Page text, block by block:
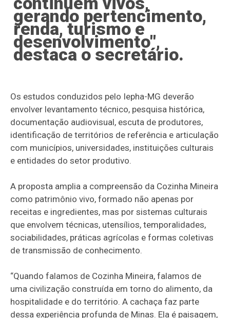
gerando pertencimento,
renda, turismo e
desenvolvimento",
destaca o secretário.
Os estudos conduzidos pelo Iepha-MG deverão
envolver levantamento técnico, pesquisa histórica,
documentação audiovisual, escuta de produtores,
identificação de territórios de referência e articulação
com municípios, universidades, instituições culturais
e entidades do setor produtivo.
A proposta amplia a compreensão da Cozinha Mineira
como patrimônio vivo, formado não apenas por
receitas e ingredientes, mas por sistemas culturais
que envolvem técnicas, utensílios, temporalidades,
sociabilidades, práticas agrícolas e formas coletivas
de transmissão de conhecimento.
“Quando falamos de Cozinha Mineira, falamos de
uma civilização construída em torno do alimento, da
hospitalidade e do território. A cachaça faz parte
dessa experiência profunda de Minas. Ela é paisagem,